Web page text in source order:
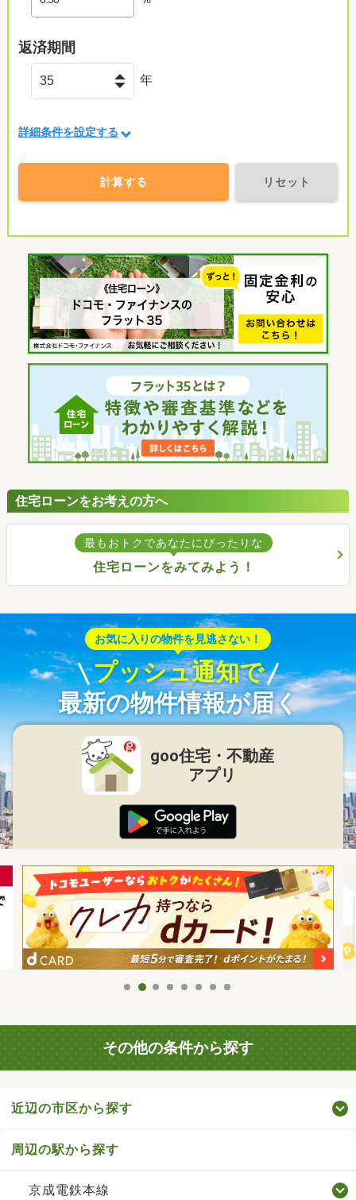
返済期間
年
詳細条件を設定する
計算する リセット
住宅ローンをお考えの方へ
最もおトクであなたにぴったりな
住宅ローンをみてみよう！
お気に入りの物件を見逃さない！
プッシュ通知で
最新の物件情報が届く
goo住宅・不動産
アプリ
その他の条件から探す
近辺の市区から探す
周辺の駅から探す
京成電鉄本線